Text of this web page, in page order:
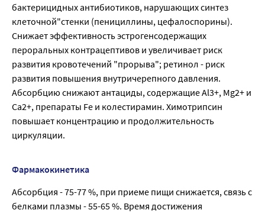
бактерицидных антибиотиков, нарушающих синтез
клеточной"стенки (пенициллины, цефалоспорины).
Снижает эффективность эстрогенсодержащих
пероральных контрацептивов и увеличивает риск
развития кровотечений "прорыва"; ретинол - риск
развития повышения внутричерепного давления.
Абсорбцию снижают антациды, содержащие Al3+, Mg2+ и
Са2+, препараты Fe и колестирамин. Химотрипсин
повышает концентрацию и продолжительность
циркуляции.
Фармакокинетика
Абсорбция - 75-77 %, при приеме пищи снижается, связь с
белками плазмы - 55-65 %. Время достижения